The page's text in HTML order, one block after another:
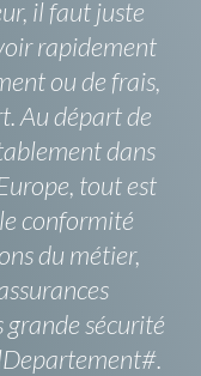
il faut juste
rapidement
ou de frais,
Au départ de
dans
tout est
conformité
du métier,
sécurité